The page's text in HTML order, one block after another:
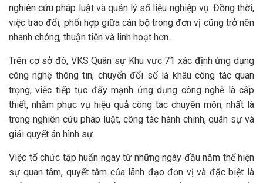
nghiên cứu pháp luật và quản lý số liệu nghiệp vụ. Đồng thời,
việc trao đổi, phối hợp giữa cán bộ trong đơn vị cũng trở nên
nhanh chóng, thuận tiện và linh hoạt hơn.
Trên cơ sở đó, VKS Quân sự Khu vực 71 xác định ứng dụng
công nghệ thông tin, chuyển đổi số là khâu công tác quan
trọng, việc tiếp tục đẩy mạnh ứng dụng công nghệ là cấp
thiết, nhằm phục vụ hiệu quả công tác chuyên môn, nhất là
trong nghiên cứu pháp luật, công tác hành chính, quân sự và
giải quyết án hình sự.
Việc tổ chức tập huấn ngay từ những ngày đầu năm thể hiện
sự quan tâm, quyết tâm của lãnh đạo đơn vị và đặc biệt là